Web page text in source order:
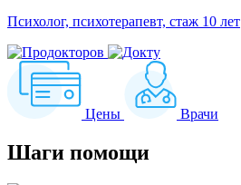
Психолог, психотерапевт, стаж 10 лет
Цены Врачи
Шаги помощи